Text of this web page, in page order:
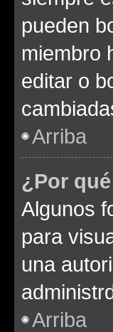
pueden
miembro
editar o
Arriba
¿Por
Algunos
para
una
Arriba